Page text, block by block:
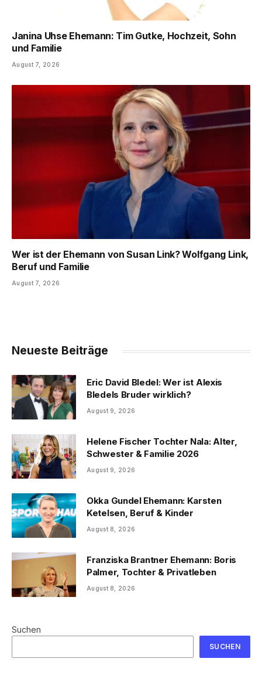
Janina Uhse Ehemann: Tim Gutke, Hochzeit, Sohn
und Familie
August 7, 2026
Wer ist der Ehemann von Susan Link? Wolfgang Link,
Beruf und Familie
August 7, 2026
Neueste Beiträge
Eric David Bledel: Wer ist Alexis
Bledels Bruder wirklich?
August 9, 2026
Helene Fischer Tochter Nala: Alter,
Schwester & Familie 2026
August 9, 2026
Okka Gundel Ehemann: Karsten
Ketelsen, Beruf & Kinder
August 8, 2026
Franziska Brantner Ehemann: Boris
Palmer, Tochter & Privatleben
August 8, 2026
Suchen
SUCHEN